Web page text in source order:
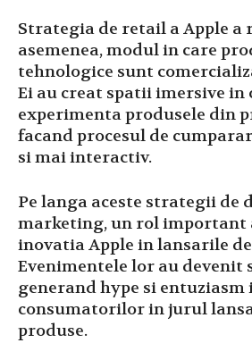
Strategia de retail a Apple a
asemenea, modul in care
tehnologice sunt
Ei au creat spatii imersive
experimenta produsele din
facand procesul de
si mai interactiv.
Pe langa aceste strategii de
marketing, un rol important
inovatia Apple in lansarile
Evenimentele lor au devenit
generand hype si
consumatorilor in jurul
produse.